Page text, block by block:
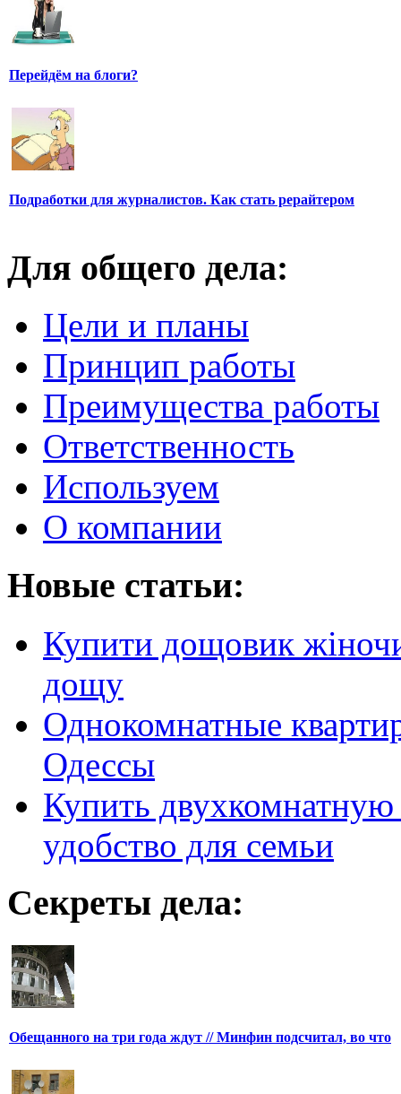
Перейдём на блоги?
Подработки для журналистов. Как стать рерайтером
Для общего дела:
Цели и планы
Принцип работы
Преимущества работы
Ответственность
Используем
О компании
Новые статьи:
Купити дощовик
дощу
Однокомнатные
Одессы
Купить
удобство для семьи
Секреты дела:
Обещанного на три года ждут // Минфин подсчитал, во что